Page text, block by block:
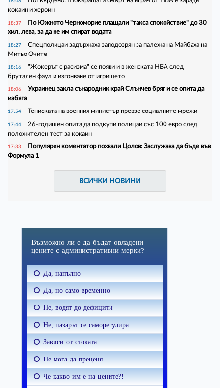
кокаин и хероин
18:37
По Южното Черноморие плащали "такса спокойствие" до 30
хил. лева, за да не им спират водата
18:27
Спецполицаи задържаха заподозрян за палежа на Майбаха на
Митьо Очите
18:16
"Жокерът с расизма" се появи и в женската НБА след
брутален фаул и изгонване от игрището
18:06
Украинец закла сънародник край Слънчев бряг и се опита да
избяга
17:54 Тениската на военния министър превзе социалните мрежи
17:44
26-годишен опита да подкупи полицаи със 100 евро след
положителен тест за кокаин
17:33
Популярен коментатор похвали Цолов: Заслужава да бъде във
Формула 1
ВСИЧКИ НОВИНИ